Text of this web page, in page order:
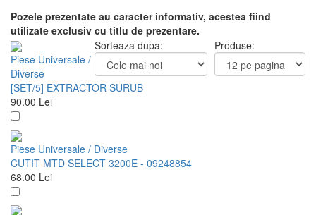
Pozele prezentate au caracter informativ, acestea fiind
utilizate exclusiv cu titlu de prezentare.
Produse:
Sorteaza dupa:
Piese Universale /
Diverse
[SET/5] EXTRACTOR SURUB
90.00 Lei
Piese Universale / Diverse
CUTIT MTD SELECT 3200E - 09248854
68.00 Lei